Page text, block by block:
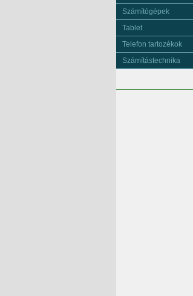
Számítógépek
Tablet
Telefon tartozékok
Számítástechnika